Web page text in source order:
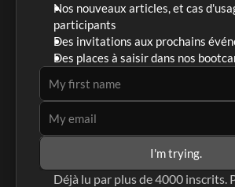
Nos nouveaux articles, et cas
participants
Des invitations aux prochains
Des places à saisir dans nos
I'm trying.
Déjà lu par plus de 4000 inscrits.